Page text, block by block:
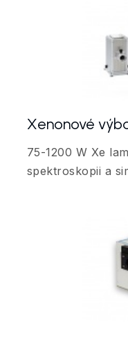
Xenonové
75-1200 W Xe
spektroskopii a